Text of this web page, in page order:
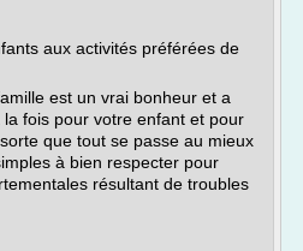
aux activités préférées de
est un vrai bonheur et a
fois pour votre enfant et pour
que tout se passe au mieux
à bien respecter pour
résultant de troubles